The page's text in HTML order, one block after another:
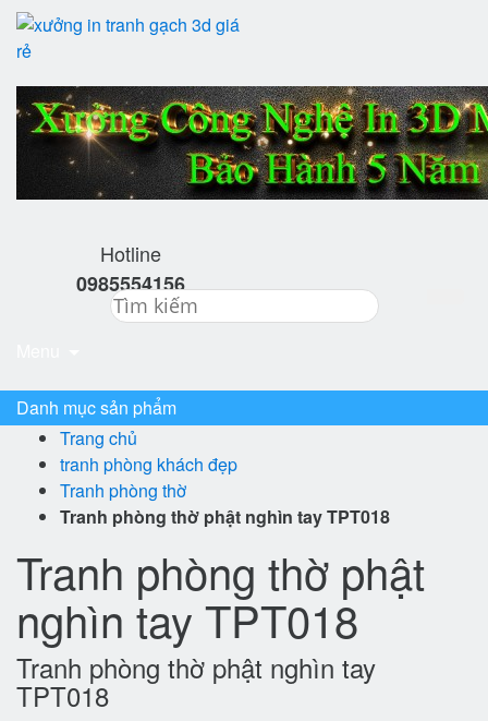
Hotline
0985554156
Danh mục sản phẩm
Trang chủ
tranh phòng khách đẹp
Tranh phòng thờ
Tranh phòng thờ phật nghìn tay TPT018
Tranh phòng thờ phật
nghìn tay TPT018
Tranh phòng thờ phật nghìn tay
TPT018